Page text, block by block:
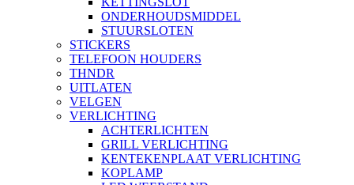
ONDERHOUDSMIDDEL
STUURSLOTEN
STICKERS
TELEFOON HOUDERS
THNDR
UITLATEN
VELGEN
VERLICHTING
ACHTERLICHTEN
GRILL VERLICHTING
KENTEKENPLAAT VERLICHTING
KOPLAMP